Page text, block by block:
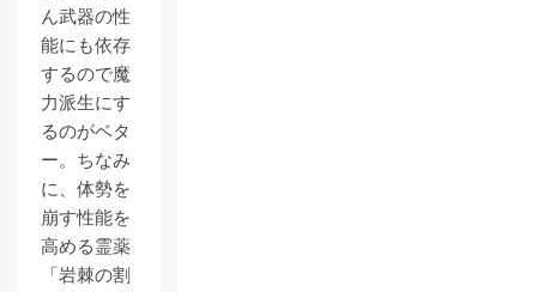
ん武器の性
能にも依存
するので魔
力派生にす
るのがベタ
ー。ちなみ
に、体勢を
崩す性能を
高める霊薬
「岩棘の割